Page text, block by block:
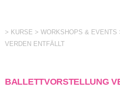
> KURSE > WORKSHOPS & EVENTS
VERDEN ENTFÄLLT
BALLETTVORSTELLUNG